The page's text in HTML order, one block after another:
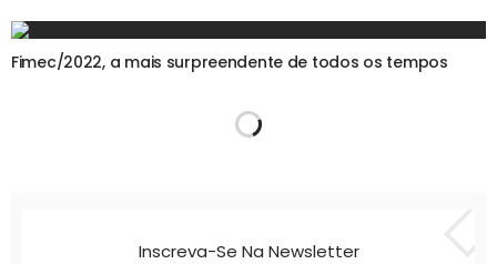
Fimec/2022, a mais surpreendente de todos os tempos
Inscreva-Se Na Newsletter